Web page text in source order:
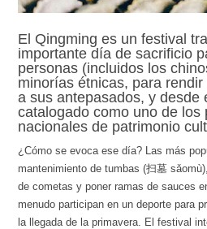
El Qingming es un festival
importante día de sacrificio
personas (incluidos los
minorías étnicas, para
a sus antepasados, y desde
catalogado como uno de los
nacionales de patrimonio
¿Cómo se evoca ese día? Las más
mantenimiento de tumbas (扫墓
de cometas y poner ramas de sauces
menudo participan en un deporte para
la llegada de la primavera. El festival